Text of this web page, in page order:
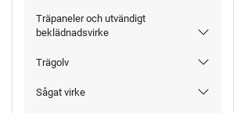
Träpaneler och utvändigt
beklädnadsvirke
Trägolv
Sågat virke